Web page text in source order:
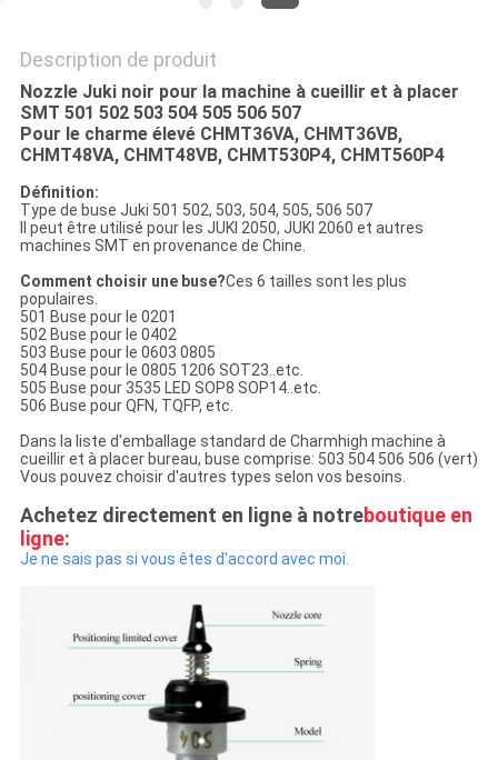
Description de produit
Nozzle Juki noir pour la machine à cueillir et à placer
SMT 501 502 503 504 505 506 507
Pour le charme élevé CHMT36VA, CHMT36VB,
CHMT48VA, CHMT48VB, CHMT530P4, CHMT560P4
Définition:
Type de buse Juki 501 502, 503, 504, 505, 506 507
Il peut être utilisé pour les JUKI 2050, JUKI 2060 et autres
machines SMT en provenance de Chine.
Comment choisir une buse?Ces 6 tailles sont les plus
populaires.
501 Buse pour le 0201
502 Buse pour le 0402
503 Buse pour le 0603 0805
504 Buse pour le 0805 1206 SOT23..etc.
505 Buse pour 3535 LED SOP8 SOP14..etc.
506 Buse pour QFN, TQFP, etc.
Dans la liste d'emballage standard de Charmhigh machine à
cueillir et à placer bureau, buse comprise: 503 504 506 506 (vert)
Vous pouvez choisir d'autres types selon vos besoins.
Achetez directement en ligne à notreboutique en
ligne:
Je ne sais pas si vous êtes d'accord avec moi.